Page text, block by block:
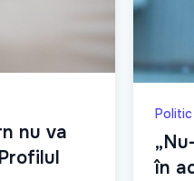
nu va
Politic
în